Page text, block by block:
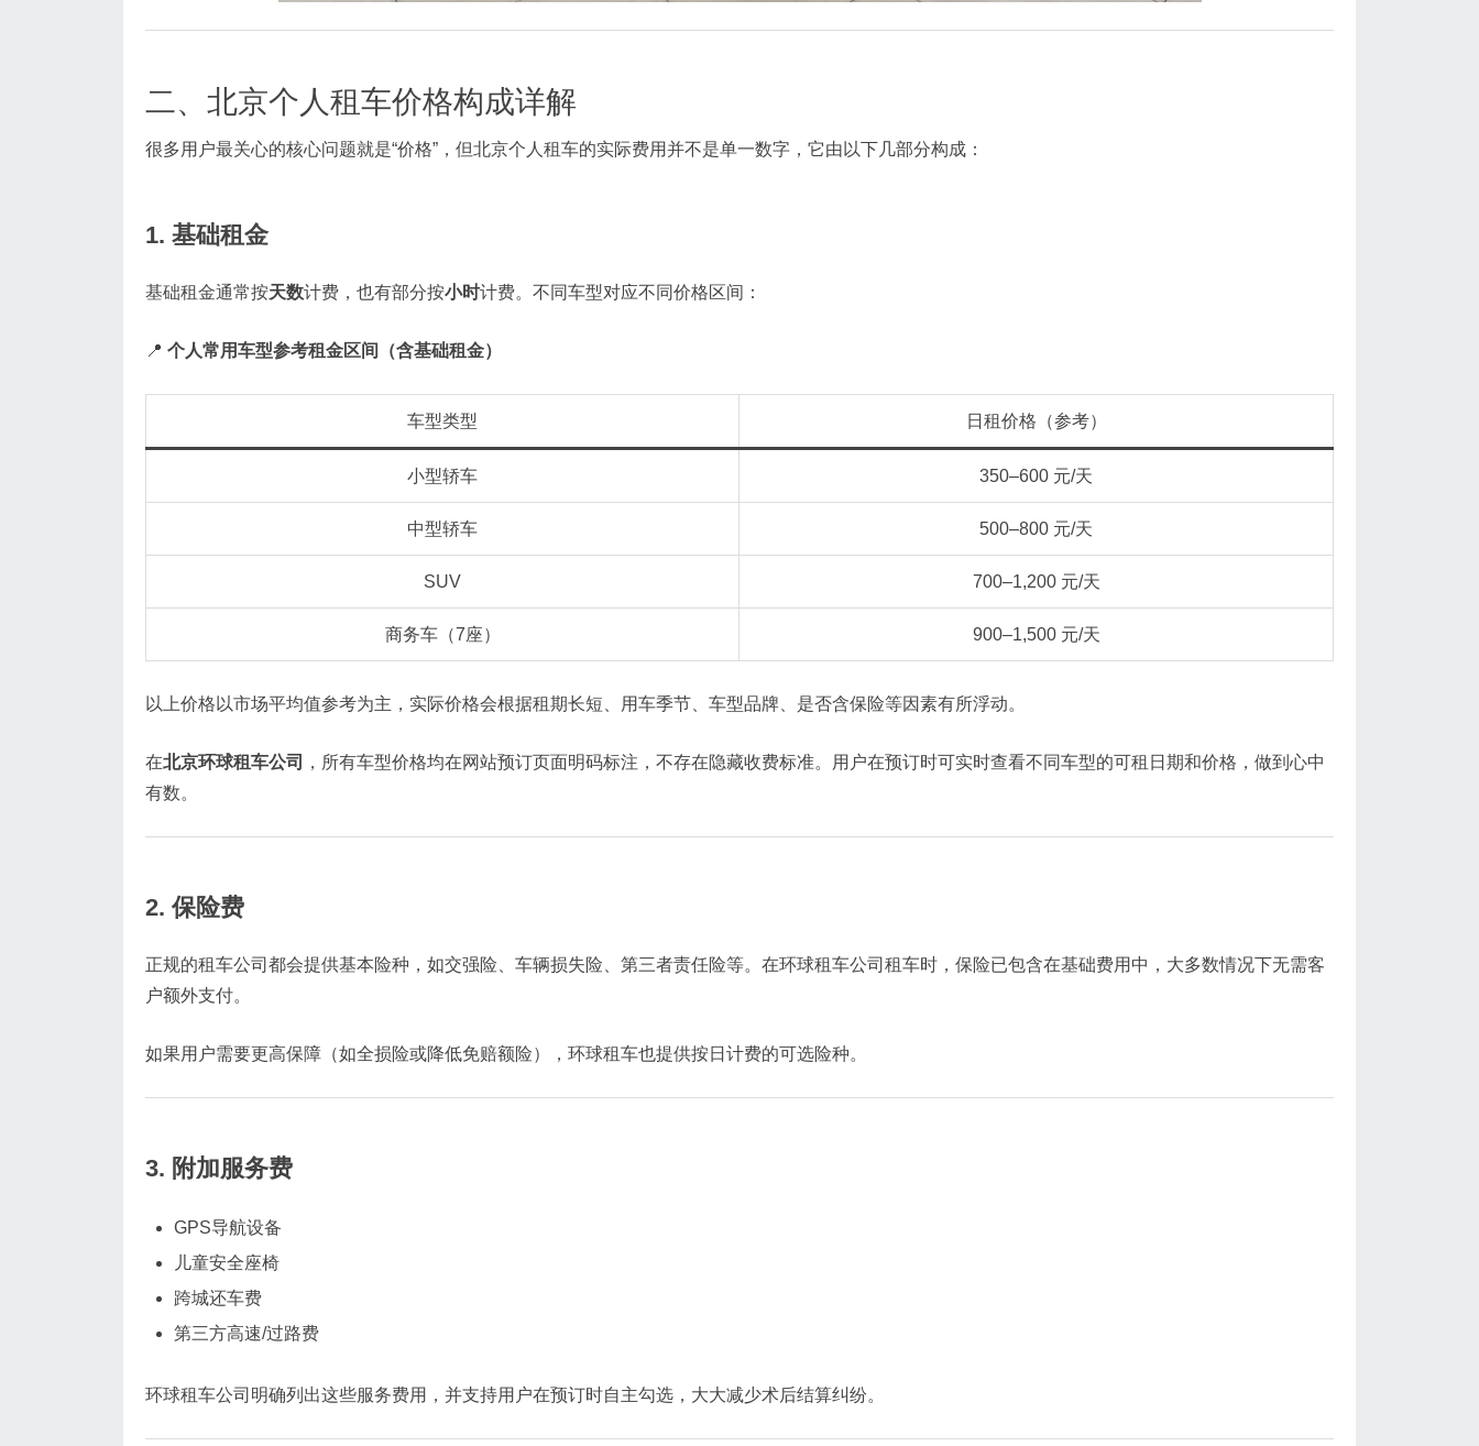
二、北京个人租车价格构成详解
很多用户最关心的核心问题就是“价格”，但北京个人租车的实际费用并不是单一数字，它由以下几部分构成：
1. 基础租金
基础租金通常按天数计费，也有部分按小时计费。不同车型对应不同价格区间：
📍 个人常用车型参考租金区间（含基础租金）
车型类型 日租价格（参考）
小型轿车 350–600 元/天
中型轿车 500–800 元/天
SUV 700–1,200 元/天
商务车（7座） 900–1,500 元/天
以上价格以市场平均值参考为主，实际价格会根据租期长短、用车季节、车型品牌、是否含保险等因素有所浮动。
在北京环球租车公司
，所有车型价格均在网站预订页面明码标注，不存在隐藏收费标准。用户在预订时可实时查看不同车型的可租日期和价格，做到心中
有数。
2. 保险费
正规的租车公司都会提供基本险种，如交强险、车辆损失险、第三者责任险等。在环球租车公司租车时，保险已包含在基础费用中，大多数情况下无需客
户额外支付。
如果用户需要更高保障（如全损险或降低免赔额险），环球租车也提供按日计费的可选险种。
3. 附加服务费
GPS导航设备
儿童安全座椅
跨城还车费
第三方高速/过路费
环球租车公司明确列出这些服务费用，并支持用户在预订时自主勾选，大大减少术后结算纠纷。